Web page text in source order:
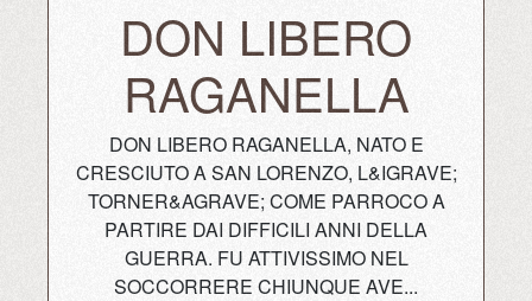
DON LIBERO
RAGANELLA
DON LIBERO RAGANELLA, NATO E
CRESCIUTO A SAN LORENZO, L&IGRAVE;
TORNER&AGRAVE; COME PARROCO A
PARTIRE DAI DIFFICILI ANNI DELLA
GUERRA. FU ATTIVISSIMO NEL
SOCCORRERE CHIUNQUE AVE...